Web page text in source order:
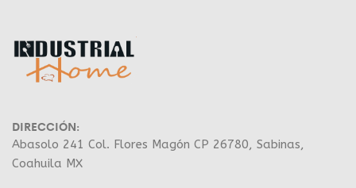
DIRECCIÓN:
Abasolo 241 Col. Flores Magón CP 26780, Sabinas,
Coahuila MX